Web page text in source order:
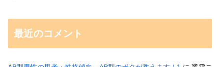
最近のコメント